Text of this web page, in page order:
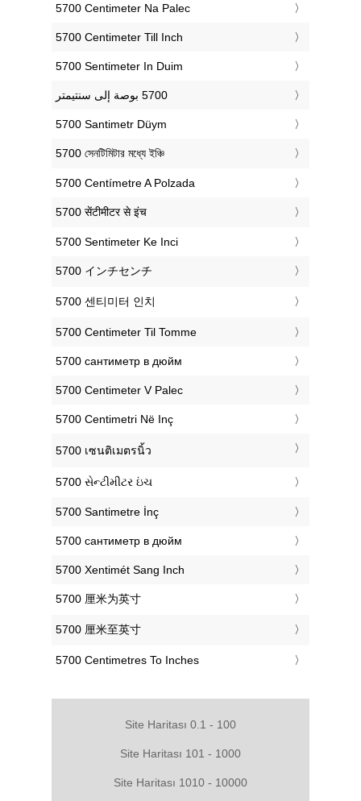
‎5700 Centimeter Na Palec
‎5700 Centimeter Till Inch
‎5700 Sentimeter In Duim
‎5700 Santimetr Düym
‎5700 সেনটিমিটার মধ্যে ইঞ্চি
‎5700 Centímetre A Polzada
‎5700 सेंटीमीटर से इंच
‎5700 Sentimeter Ke Inci
‎5700 インチセンチ
‎5700 센티미터 인치
‎5700 Centimeter Til Tomme
‎5700 сантиметр в дюйм
‎5700 Centimeter V Palec
‎5700 Centimetri Në Inç
‎5700 เซนติเมตรนิ้ว
‎5700 સેન્ટીમીટર ઇંચ
‎5700 Santimetre İnç
‎5700 сантиметр в дюйм
‎5700 Xentimét Sang Inch
‎5700 厘米为英寸
‎5700 厘米至英寸
‎5700 Centimetres To Inches
Site Haritası 0.1 - 100
Site Haritası 101 - 1000
Site Haritası 1010 - 10000